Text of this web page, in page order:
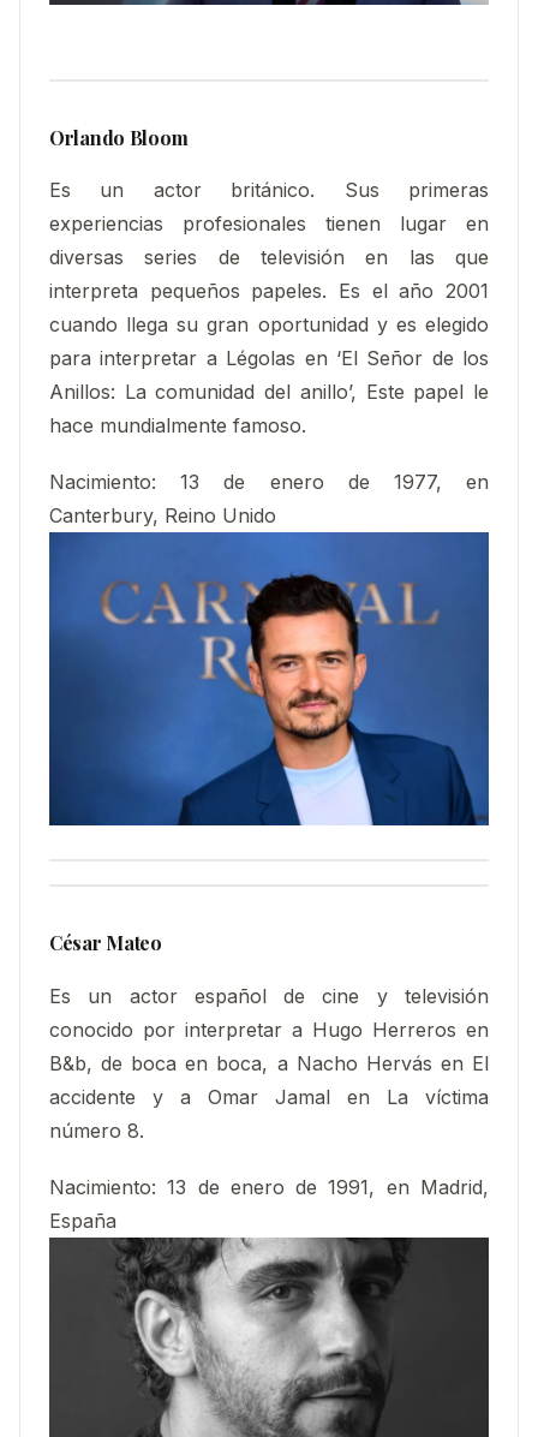
Orlando Bloom
Es un actor británico. Sus primeras
experiencias profesionales tienen lugar en
diversas series de televisión en las que
interpreta pequeños papeles. Es el año 2001
cuando llega su gran oportunidad y es elegido
para interpretar a Légolas en ‘El Señor de los
Anillos: La comunidad del anillo’, Este papel le
hace mundialmente famoso.
Nacimiento:13 de enero de 1977, en
Canterbury, Reino Unido
César Mateo
Es un actor español de cine y televisión
conocido por interpretar a Hugo Herreros en
B&b, de boca en boca, a Nacho Hervás en El
accidente y a Omar Jamal en La víctima
número 8.
Nacimiento:13 de enero de 1991, en Madrid,
España